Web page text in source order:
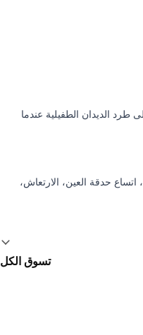
الديدان الطفيلية عندما
حدقة العين، الارتعاش،
تسوق الكل